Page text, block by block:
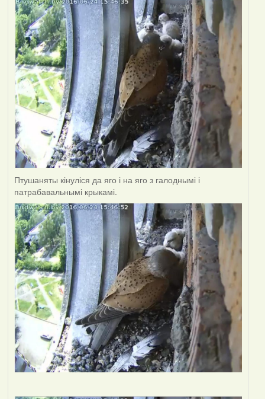
Птушаняты кінуліся да яго і на яго з галоднымі і
патрабавальнымі крыкамі.